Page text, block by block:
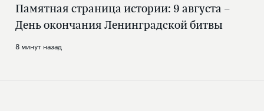
Памятная страница истории: 9 августа –
День окончания Ленинградской битвы
8 минут назад